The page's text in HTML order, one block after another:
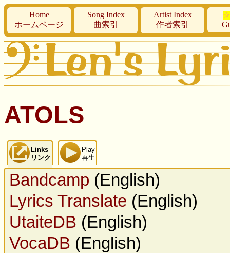
Home
ホームページ
Song Index
曲索引
Artist Index
作者索引
ATOLS
Links
リンク
Play
再生
Bandcamp (English)
Lyrics Translate (English)
UtaiteDB (English)
VocaDB (English)